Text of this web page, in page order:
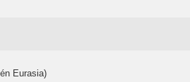
Eurasia)